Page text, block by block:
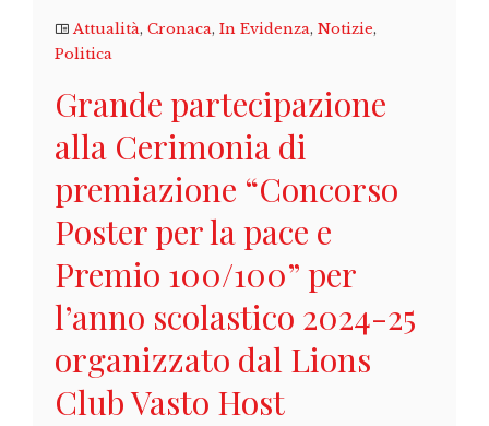
Attualità, Cronaca, In Evidenza, Notizie,
Politica
Grande partecipazione
alla Cerimonia di
premiazione “Concorso
Poster per la pace e
Premio 100/100” per
l’anno scolastico 2024-25
organizzato dal Lions
Club Vasto Host